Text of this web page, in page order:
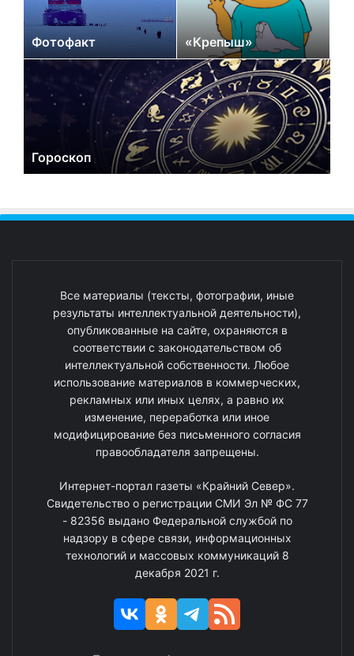
Фотофакт «Крепыш»
Гороскоп
Все материалы (тексты, фотографии, иные
результаты интеллектуальной деятельности),
опубликованные на сайте, охраняются в
соответствии с законодательством об
интеллектуальной собственности. Любое
использование материалов в коммерческих,
рекламных или иных целях, а равно их
изменение, переработка или иное
модифицирование без письменного согласия
правообладателя запрещены.
Интернет-портал газеты «Крайний Север».
Свидетельство о регистрации СМИ Эл № ФС 77
- 82356 выдано Федеральной службой по
надзору в сфере связи, информационных
технологий и массовых коммуникаций 8
декабря 2021 г.